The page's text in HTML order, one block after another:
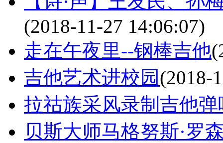
(2018-11-27 14:06:07)
走在午夜里--钢棒吉他
吉他艺术进校园(2018-
拉祜族采风录制吉他
贝斯大师马格努斯·罗